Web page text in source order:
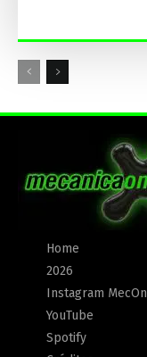
Home
2026
Instagram MecOn
YouTube
Spotify